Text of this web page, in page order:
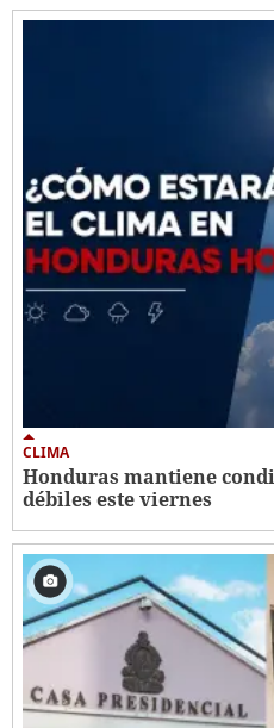
CLIMA
Honduras mantiene
débiles este viernes